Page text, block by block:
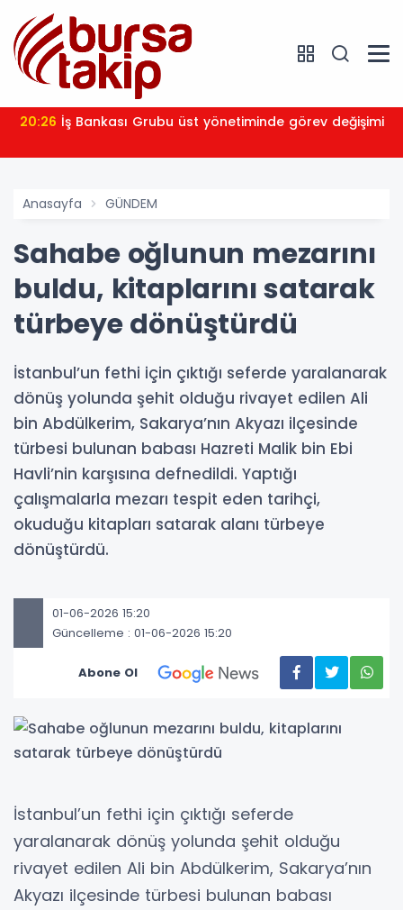
20:26 İş Bankası Grubu üst yönetiminde görev değişimi
Anasayfa GÜNDEM
Sahabe oğlunun mezarını
buldu, kitaplarını satarak
türbeye dönüştürdü
İstanbul’un fethi için çıktığı seferde yaralanarak
dönüş yolunda şehit olduğu rivayet edilen Ali
bin Abdülkerim, Sakarya’nın Akyazı ilçesinde
türbesi bulunan babası Hazreti Malik bin Ebi
Havli’nin karşısına defnedildi. Yaptığı
çalışmalarla mezarı tespit eden tarihçi,
okuduğu kitapları satarak alanı türbeye
dönüştürdü.
01-06-2026 15:20
Güncelleme : 01-06-2026 15:20
Abone Ol
İstanbul’un fethi için çıktığı seferde
yaralanarak dönüş yolunda şehit olduğu
rivayet edilen Ali bin Abdülkerim, Sakarya’nın
Akyazı ilçesinde türbesi bulunan babası